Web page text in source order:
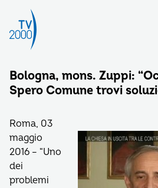
Bologna, mons. Zuppi:
Spero Comune trovi
Roma, 03
maggio
2016 – “Uno
dei
problemi